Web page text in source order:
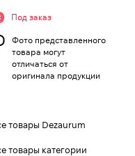
Под заказ
Фото представленного
товара могут
отличаться от
оригинала продукции
товары Dezaurum
товары категории